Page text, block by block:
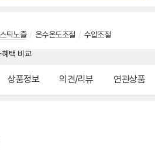
틱노즐 / 온수온도조절 / 수압조절
상품정보 의견/리뷰 연관상품